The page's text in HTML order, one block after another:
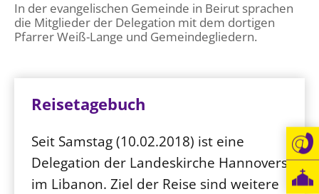
In der evangelischen Gemeinde in Beirut sprachen
die Mitglieder der Delegation mit dem dortigen
Pfarrer Weiß-Lange und Gemeindegliedern.
Reisetagebuch
Seit Samstag (10.02.2018) ist eine
Delegation der Landeskirche Hannovers
im Libanon. Ziel der Reise sind weitere
Öffentlichkeitsarbeit
Personalausschuss
Terminstundenplaner